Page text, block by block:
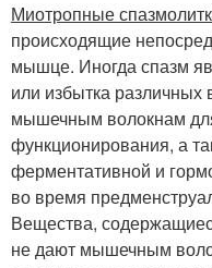
Миотропные
происходящие
мышце. Иногда спазм
или избытка
мышечным волокнам
функционирования, а
ферментативной и
во время
Вещества,
не дают мышечным